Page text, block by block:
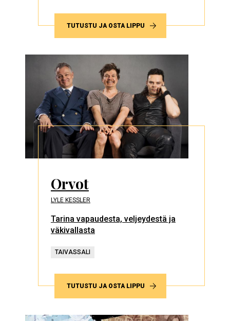
TUTUSTU JA OSTA LIPPU
Orvot
LYLE KESSLER
Tarina vapaudesta, veljeydestä ja
väkivallasta
TAIVASSALI
TUTUSTU JA OSTA LIPPU